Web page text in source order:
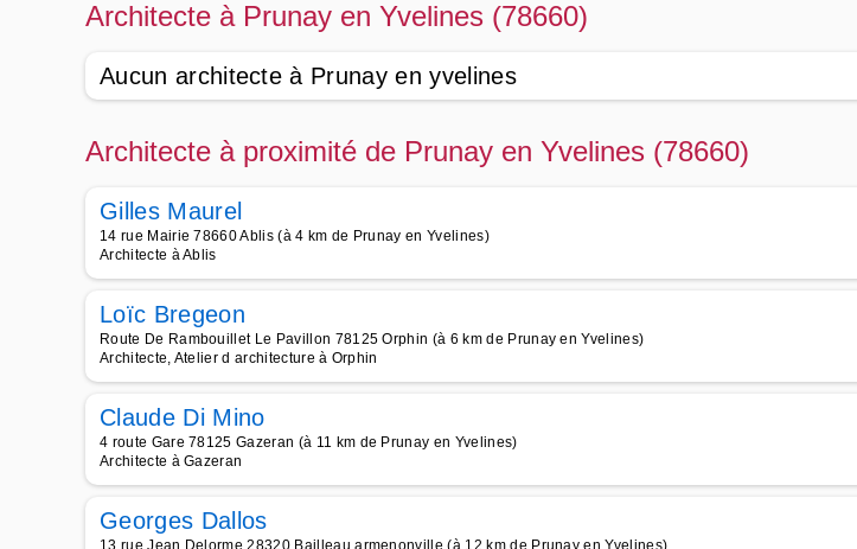
Architecte à Prunay en Yvelines (78660)
Aucun architecte à Prunay en yvelines
Architecte à proximité de Prunay en Yvelines (78660)
Gilles Maurel
14 rue Mairie 78660 Ablis (à 4 km de Prunay en Yvelines)
Architecte à Ablis
Loïc Bregeon
Route De Rambouillet Le Pavillon 78125 Orphin (à 6 km de Prunay en Yvelines)
Architecte, Atelier d architecture à Orphin
Claude Di Mino
4 route Gare 78125 Gazeran (à 11 km de Prunay en Yvelines)
Architecte à Gazeran
Georges Dallos
13 rue Jean Delorme 28320 Bailleau armenonville (à 12 km de Prunay en Yvelines)